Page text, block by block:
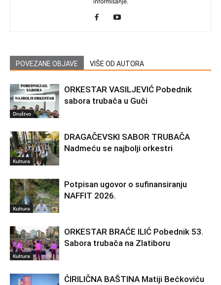
POVEZANE OBJAVE VIŠE OD AUTORA
Društvo
ORKESTAR VASILJEVIĆ Pobednik
sabora trubača u Guči
Kultura
DRAGAČEVSKI SABOR TRUBAČA
Nadmeću se najbolji orkestri
Kultura
Potpisan ugovor o sufinansiranju
NAFFIT 2026.
Kultura
ORKESTAR BRAĆE ILIĆ Pobednik 53.
Sabora trubača na Zlatiboru
ĆIRILIČNA BAŠTINA Matiji Bećkoviću